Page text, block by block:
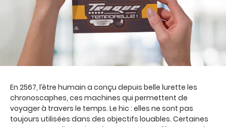
En 2567, l’être humain a conçu depuis belle lurette les
chronoscaphes, ces machines qui permettent de
voyager à travers le temps. Le hic : elles ne sont pas
toujours utilisées dans des objectifs louables. Certaines